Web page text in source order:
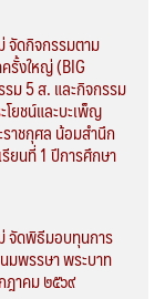
จัดกิจกรรมตาม
รั้งใหญ่ (BIG
รม 5 ส. และกิจกรรม
ยชน์และบะเพ็ญ
าชกุศล น้อมสำนึก
ยนที่ 1 ปีการศึกษา
จัดพิธีมอบทุนการ
มพรรษา พระบาท
ฎาคม ๒๕๖๙